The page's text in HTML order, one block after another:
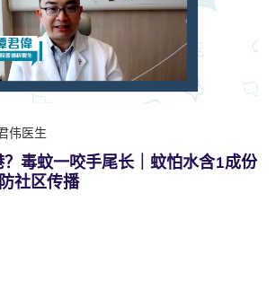
伟医生
毒蚊一咬手尾长｜蚊怕水含1成份
社区传播